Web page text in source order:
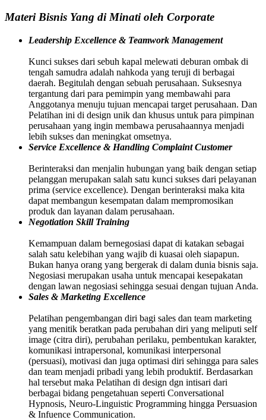
Materi Bisnis Yang di Minati oleh Corporate
Leadership Excellence & Teamwork Management
Kunci sukses dari sebuh kapal melewati deburan ombak di
tengah samudra adalah nahkoda yang teruji di berbagai
daerah. Begitulah dengan sebuah perusahaan. Suksesnya
tergantung dari para pemimpin yang membawahi para
Anggotanya menuju tujuan mencapai target perusahaan. Dan
Pelatihan ini di design unik dan khusus untuk para pimpinan
perusahaan yang ingin membawa perusahaannya menjadi
lebih sukses dan meningkat omsetnya.
Service Excellence & Handling Complaint Customer
Berinteraksi dan menjalin hubungan yang baik dengan setiap
pelanggan merupakan salah satu kunci sukses dari pelayanan
prima (service excellence). Dengan berinteraksi maka kita
dapat membangun kesempatan dalam mempromosikan
produk dan layanan dalam perusahaan.
Negotiation Skill Training
Kemampuan dalam bernegosiasi dapat di katakan sebagai
salah satu kelebihan yang wajib di kuasai oleh siapapun.
Bukan hanya orang yang bergerak di dalam dunia bisnis saja.
Negosiasi merupakan usaha untuk mencapai kesepakatan
dengan lawan negosiasi sehingga sesuai dengan tujuan Anda.
Sales & Marketing Excellence
Pelatihan pengembangan diri bagi sales dan team marketing
yang menitik beratkan pada perubahan diri yang meliputi self
image (citra diri), perubahan perilaku, pembentukan karakter,
komunikasi intrapersonal, komunikasi interpersonal
(persuasi), motivasi dan juga optimasi diri sehingga para sales
dan team menjadi pribadi yang lebih produktif. Berdasarkan
hal tersebut maka Pelatihan di design dgn intisari dari
berbagai bidang pengetahuan seperti Conversational
Hypnosis, Neuro-Linguistic Programming hingga Persuasion
& Infuence Communication.